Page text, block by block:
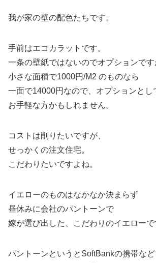
我が家の壁の配色たちです。
手前はエコカラットです。
一条の壁紙ではないのでオプションです
小さな面積で1000円/M2 のものなら
一面で14000円なので、オプションとし
お手軽な方かもしれません。
コストは削りたいですが、
せっかくの注文住宅。
こだわりたいですよね。
イエローのものはなかなか決まらず
昼休みに会社のパントーンで
嫁が選び出した、こだわりのイエローで
パントーンというとSoftBankの携帯な